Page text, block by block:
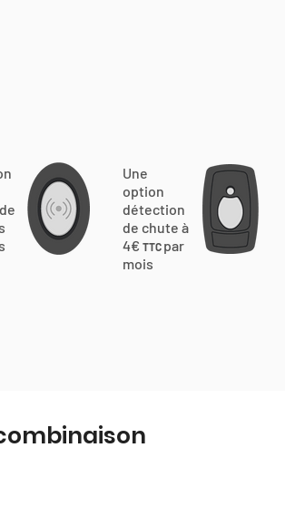
Une
option
détection
de chute à
4€ TTC par
mois